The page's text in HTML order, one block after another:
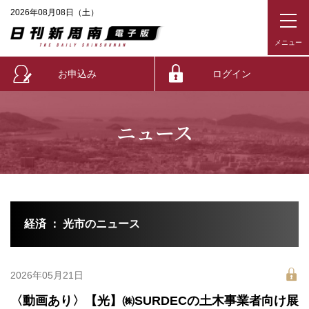
2026年08月08日（土）
お申込み ログイン
ニュース
経済 ： 光市のニュース
2026年05月21日
〈動画あり〉【光】㈱SURDECの土木事業者向け展